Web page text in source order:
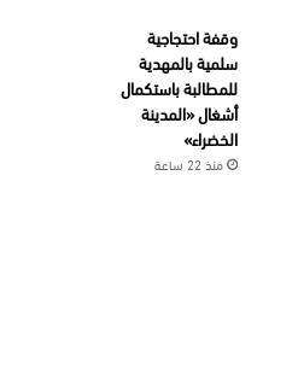
وقفة احتجاجية
سلمية بالمهدية
للمطالبة باستكمال
أشغال «المدينة
الخضراء»
منذ 22 ساعة